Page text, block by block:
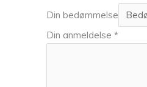
Din bedømmelse
Din anmeldelse *